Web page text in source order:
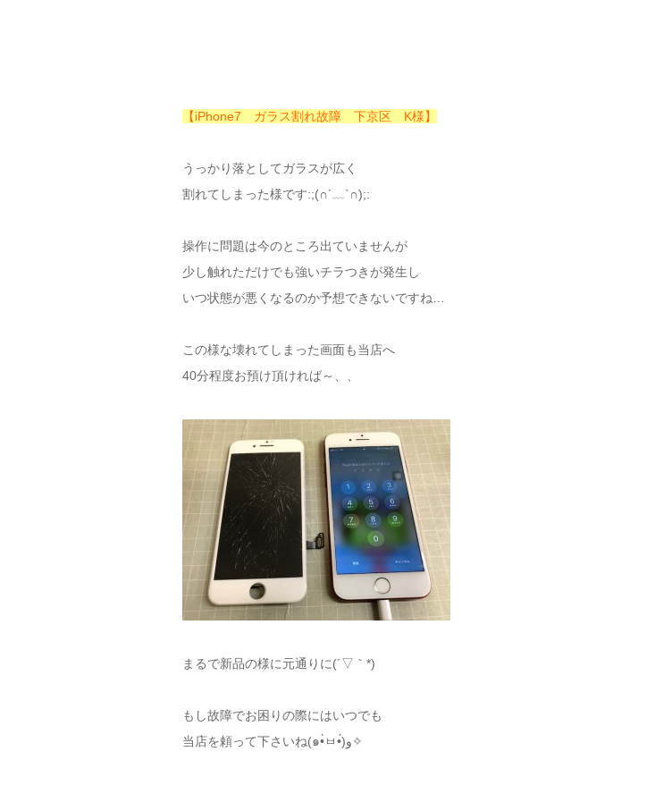
【iPhone7 ガラス割れ故障 下京区 K様】
うっかり落としてガラスが広く
割れてしまった様です:;(∩´﹏`∩);:
操作に問題は今のところ出ていませんが
少し触れただけでも強いチラつきが発生し
いつ状態が悪くなるのか予想できないですね…
この様な壊れてしまった画面も当店へ
40分程度お預け頂ければ～、、
まるで新品の様に元通りに(´▽｀*)
もし故障でお困りの際にはいつでも
当店を頼って下さいね(๑•̀ㅂ•́)و✧